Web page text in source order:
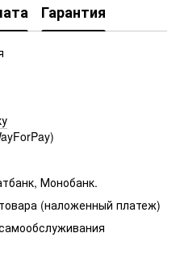
Гарантия
Монобанк.
(наложенный платеж)